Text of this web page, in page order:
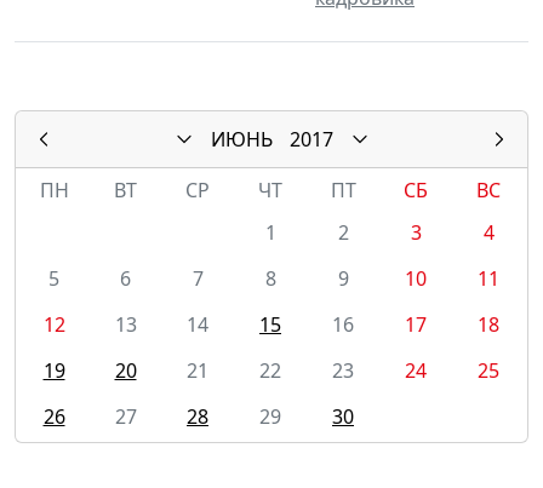
ИЮНЬ
2017
ПН
ВТ СР ЧТ ПТ СБ
ВС
1
2 3
4
5
6 7 8 9 10
11
12
13 14 15 16 17
18
19
20 21 22 23 24
25
26
27 28 29 30